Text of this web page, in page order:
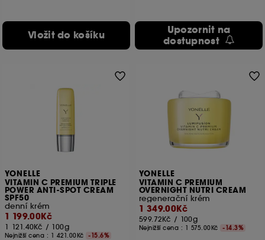
Vložit do košíku
Upozornit na
dostupnost
YONELLE
VITAMIN C PREMIUM TRIPLE
POWER ANTI-SPOT CREAM
SPF50
denní krém
1 199.00Kč
1 121.40Kč / 100g
Nejnižší cena : 1 421.00Kč -15.6%
YONELLE
VITAMIN C PREMIUM
OVERNIGHT NUTRI CREAM
regenerační krém
1 349.00Kč
599.72Kč / 100g
Nejnižší cena : 1 575.00Kč -14.3%